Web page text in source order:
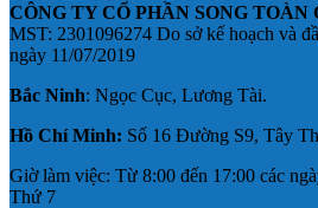
CÔNG TY CỔ PHẦN SONG TOÀN
MST: 2301096274 Do sở kế hoạch và
ngày 11/07/2019
Bắc Ninh: Ngọc Cục, Lương Tài.
Hồ Chí Minh: Số 16 Đường S9, Tây
Giờ làm việc: Từ 8:00 đến 17:00 các
Thứ 7